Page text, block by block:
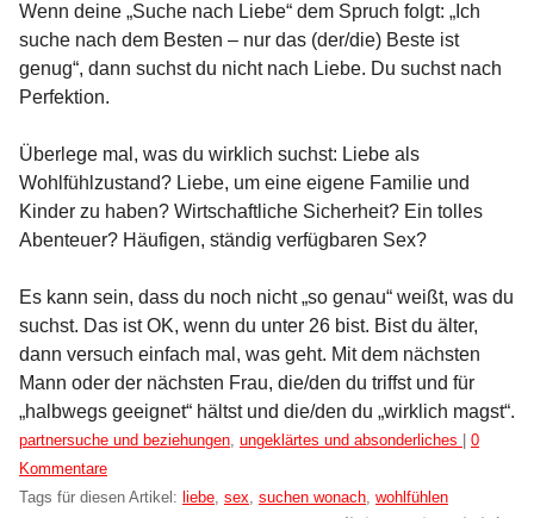
Wenn deine „Suche nach Liebe“ dem Spruch folgt: „Ich
suche nach dem Besten – nur das (der/die) Beste ist
genug“, dann suchst du nicht nach Liebe. Du suchst nach
Perfektion.
Überlege mal, was du wirklich suchst: Liebe als
Wohlfühlzustand? Liebe, um eine eigene Familie und
Kinder zu haben? Wirtschaftliche Sicherheit? Ein tolles
Abenteuer? Häufigen, ständig verfügbaren Sex?
Es kann sein, dass du noch nicht „so genau“ weißt, was du
suchst. Das ist OK, wenn du unter 26 bist. Bist du älter,
dann versuch einfach mal, was geht. Mit dem nächsten
Mann oder der nächsten Frau, die/den du triffst und für
„halbwegs geeignet“ hältst und die/den du „wirklich magst“.
Kategorien:
partnersuche und beziehungen, ungeklärtes und absonderliches
0
Kommentare
Tags für diesen Artikel: liebe, sex, suchen wonach, wohlfühlen